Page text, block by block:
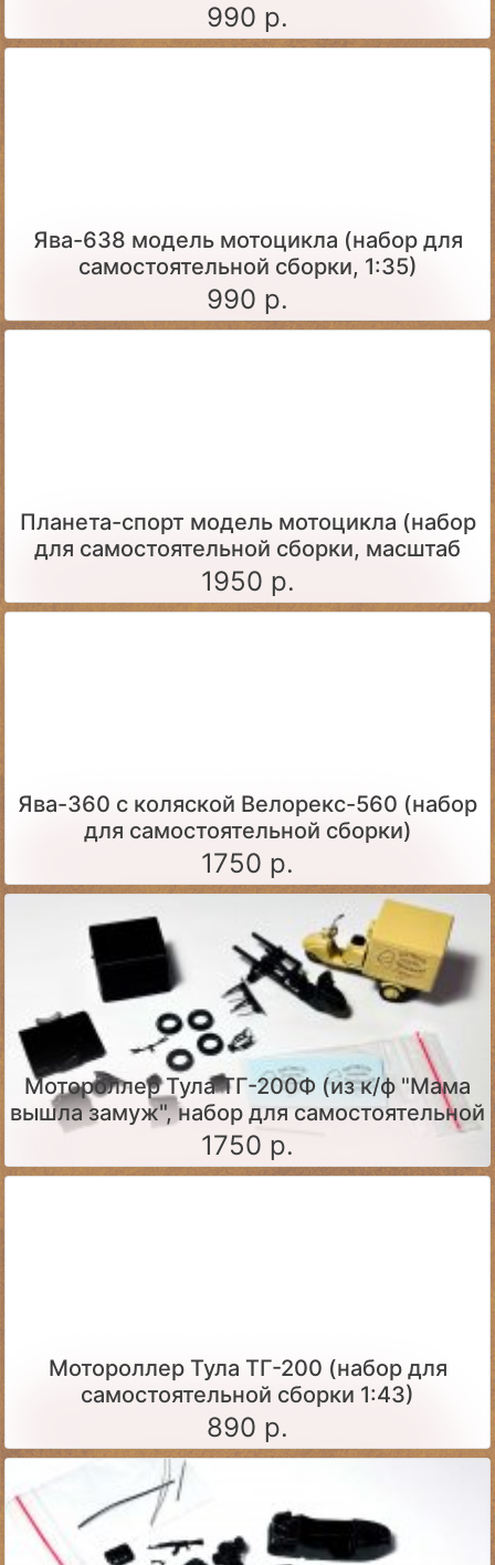
990 р.
Ява-638 модель мотоцикла (набор для
самостоятельной сборки, 1:35)
990 р.
Планета-спорт модель мотоцикла (набор
для самостоятельной сборки, масштаб
1:24)
1950 р.
Ява-360 c коляской Велорекс-560 (набор
для самостоятельной сборки)
1750 р.
Мотороллер Тула ТГ-200Ф (из к/ф "Мама
вышла замуж", набор для самостоятельной
сборки)
1750 р.
Мотороллер Тула ТГ-200 (набор для
самостоятельной сборки 1:43)
890 р.